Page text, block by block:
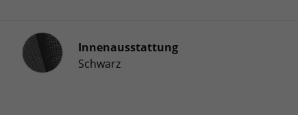
InnenausstattungInnenausstattung
Schwarz